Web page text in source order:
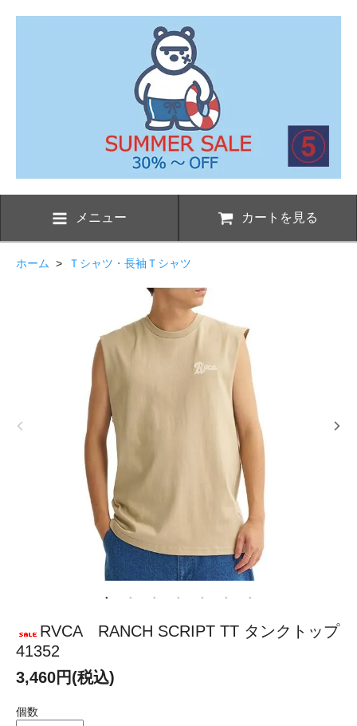
メニュー カートを見る
ホーム > Ｔシャツ・長袖Ｔシャツ
RVCA RANCH SCRIPT TT タンクトップ
41352
3,460円(税込)
個数